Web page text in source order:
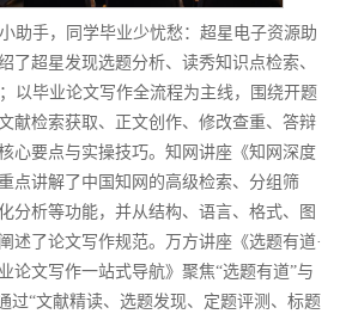
助手，同学毕业少忧愁：超星电子资源助
了超星发现选题分析、读秀知识点检索、
以毕业论文写作全流程为主线，围绕开题
献检索获取、正文创作、修改查重、答辩
心要点与实操技巧。知网讲座《知网深度
点讲解了中国知网的高级检索、分组筛
分析等功能，并从结构、语言、格式、图
述了论文写作规范。万方讲座《选题有道·
论文写作一站式导航》聚焦“选题有道”与
过“文献精读、选题发现、定题评测、标题